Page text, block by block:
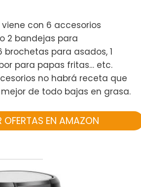
con 6 accesorios
2 bandejas para
para asados, 1
para papas fritas… etc.
no habrá receta que
de todo bajas en grasa.
OFERTAS EN AMAZON